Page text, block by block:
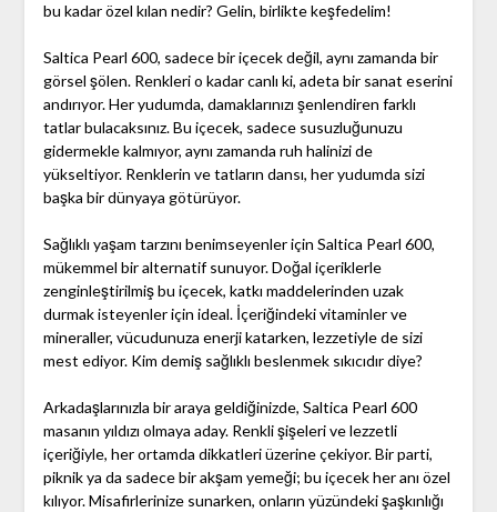
bu kadar özel kılan nedir? Gelin, birlikte keşfedelim!
Saltica Pearl 600, sadece bir içecek değil, aynı zamanda bir
görsel şölen. Renkleri o kadar canlı ki, adeta bir sanat eserini
andırıyor. Her yudumda, damaklarınızı şenlendiren farklı
tatlar bulacaksınız. Bu içecek, sadece susuzluğunuzu
gidermekle kalmıyor, aynı zamanda ruh halinizi de
yükseltiyor. Renklerin ve tatların dansı, her yudumda sizi
başka bir dünyaya götürüyor.
Sağlıklı yaşam tarzını benimseyenler için Saltica Pearl 600,
mükemmel bir alternatif sunuyor. Doğal içeriklerle
zenginleştirilmiş bu içecek, katkı maddelerinden uzak
durmak isteyenler için ideal. İçeriğindeki vitaminler ve
mineraller, vücudunuza enerji katarken, lezzetiyle de sizi
mest ediyor. Kim demiş sağlıklı beslenmek sıkıcıdır diye?
Arkadaşlarınızla bir araya geldiğinizde, Saltica Pearl 600
masanın yıldızı olmaya aday. Renkli şişeleri ve lezzetli
içeriğiyle, her ortamda dikkatleri üzerine çekiyor. Bir parti,
piknik ya da sadece bir akşam yemeği; bu içecek her anı özel
kılıyor. Misafirlerinize sunarken, onların yüzündeki şaşkınlığı